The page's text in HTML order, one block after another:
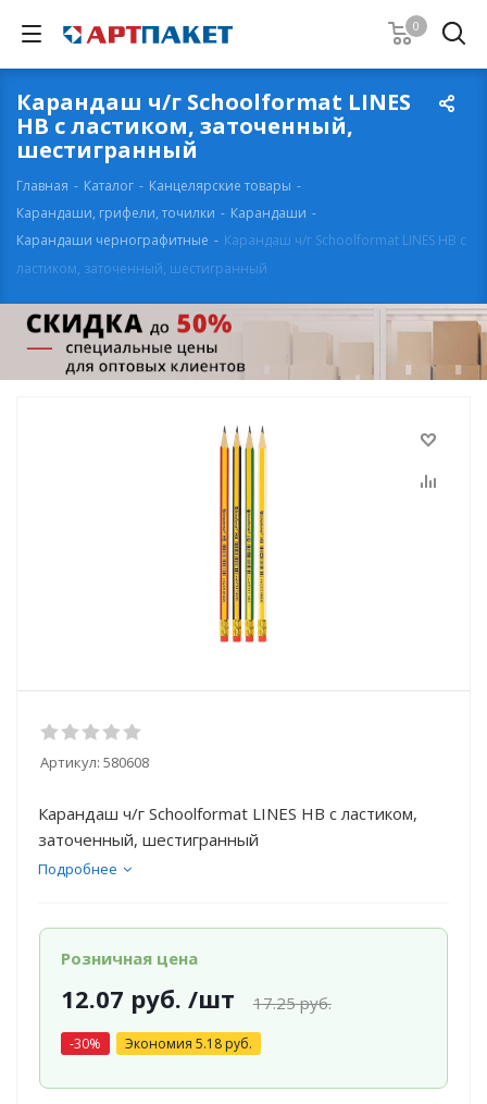
0
Карандаш ч/г Schoolformat LINES
НВ с ластиком, заточенный,
шестигранный
Главная - Каталог - Канцелярские товары -
Карандаши, грифели, точилки - Карандаши -
Карандаши чернографитные - Карандаш ч/г Schoolformat LINES НВ с
ластиком, заточенный, шестигранный
Артикул: 580608
Карандаш ч/г Schoolformat LINES НВ с ластиком,
заточенный, шестигранный
Подробнее
Розничная цена
12.07 руб. /шт 17.25руб.
-30% Экономия 5.18руб.